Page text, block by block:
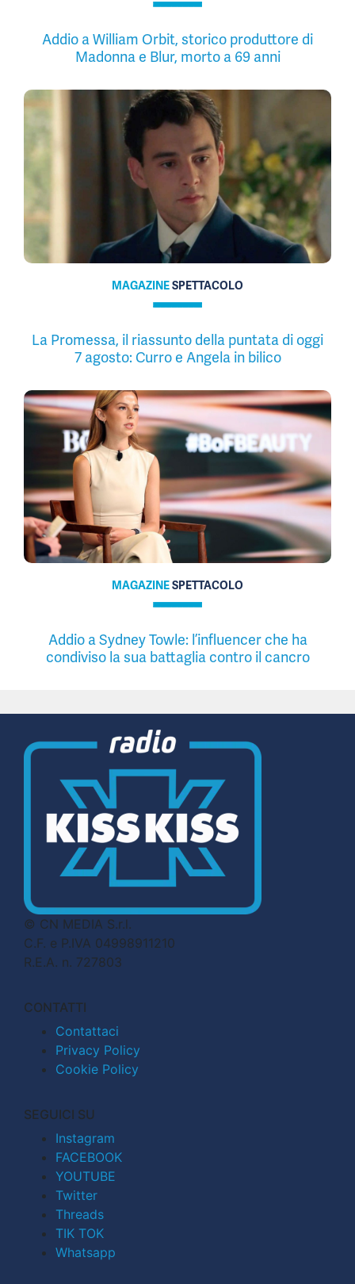
Addio a William Orbit, storico produttore di
Madonna e Blur, morto a 69 anni
MAGAZINESPETTACOLO
La Promessa, il riassunto della puntata di oggi
7 agosto: Curro e Angela in bilico
MAGAZINESPETTACOLO
Addio a Sydney Towle: l’influencer che ha
condiviso la sua battaglia contro il cancro
© CN MEDIA S.r.l.
C.F. e P.IVA 04998911210
R.E.A. n. 727803
CONTATTI
Contattaci
Privacy Policy
Cookie Policy
SEGUICI SU
Instagram
FACEBOOK
YOUTUBE
Twitter
Threads
TIK TOK
Whatsapp